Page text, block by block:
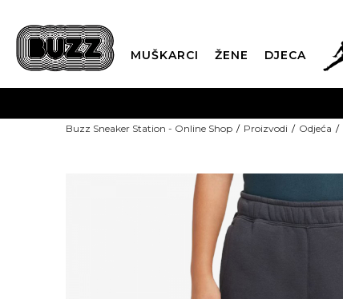
MUŠKARCI ŽENE DJECA
Buzz Sneaker Station - Online Shop Proizvodi Odjeća